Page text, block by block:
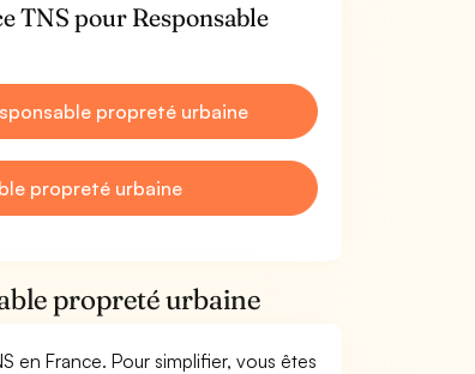
TNS pour Responsable
propreté urbaine
propreté urbaine
propreté urbaine
en France. Pour simplifier, vous êtes